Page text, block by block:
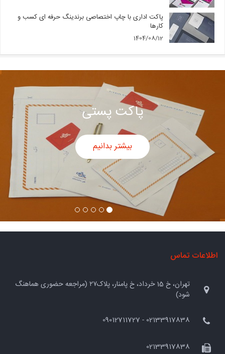
پاکت اداری با چاپ اختصاصی برندینگ حرفه ای کسب و
کارها
1404/08/12
پاکت پستی
بیشتر بدانیم
اطلاعات تماس
تهران، خ 15 خرداد، خ پامنار، پلاک۲۷ (مراجعه حضوری هماهنگ
شود)
02133917838 - 09012711727
02133917838